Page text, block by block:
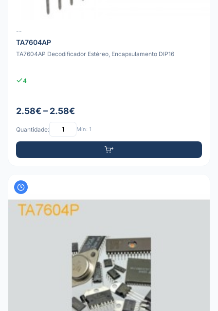
--
TA7604AP
TA7604AP Decodificador Estéreo, Encapsulamento DIP16
4
2.58€ – 2.58€
Quantidade: Mín: 1